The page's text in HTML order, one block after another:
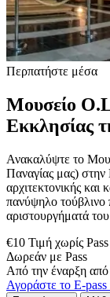
Περπατήστε μέσα
Μουσείο
Εκκλησίας
Ανακαλύψτε το
Παναγίας μας) στην
αρχιτεκτονικής και
πανύψηλο τούβλινο
αριστουργήματά
€10 Τιμή χωρίς Pass
Δωρεάν με Pass
Από την έναρξη
Αγοράστε το E-